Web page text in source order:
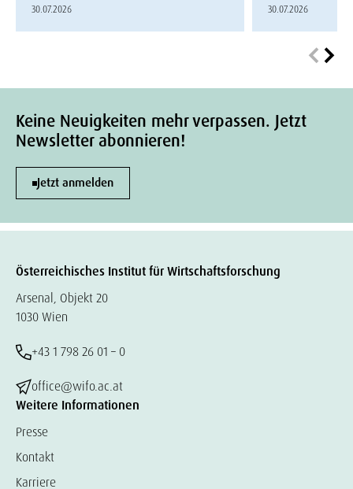
30.07.2026 30.07.2026
Keine Neuigkeiten mehr verpassen. Jetzt
Newsletter abonnieren!
Jetzt anmelden
Österreichisches Institut für Wirtschaftsforschung
Arsenal, Objekt 20
1030 Wien
+43 1 798 26 01 – 0
office@wifo.ac.at
Weitere Informationen
Presse
Kontakt
Karriere